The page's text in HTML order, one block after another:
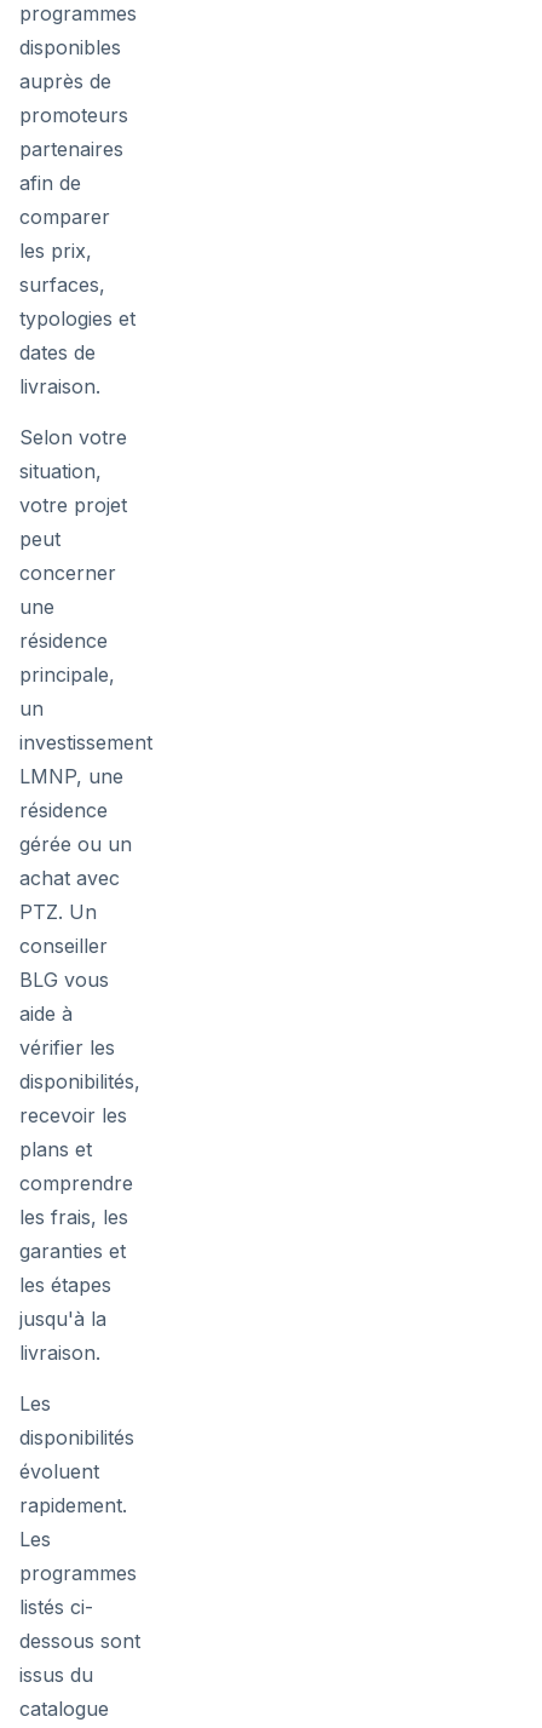
programmes
disponibles
auprès de
promoteurs
partenaires
afin de
comparer
les prix,
surfaces,
typologies et
dates de
livraison.
Selon votre
situation,
votre projet
peut
concerner
une
résidence
principale,
un
investissement
LMNP, une
résidence
gérée ou un
achat avec
PTZ. Un
conseiller
BLG vous
aide à
vérifier les
disponibilités,
recevoir les
plans et
comprendre
les frais, les
garanties et
les étapes
jusqu'à la
livraison.
Les
disponibilités
évoluent
rapidement.
Les
programmes
listés ci-
dessous sont
issus du
catalogue